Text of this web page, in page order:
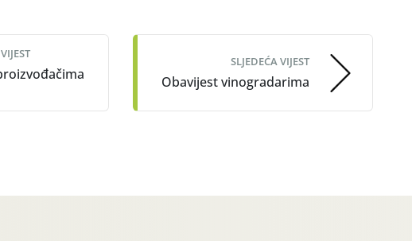
SLJEDEĆA VIJEST
Obavijest vinogradarima